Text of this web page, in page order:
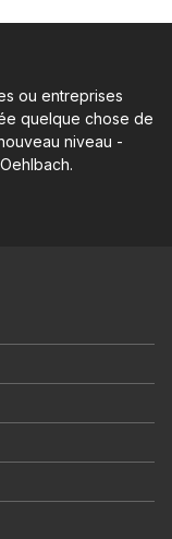
ou entreprises
quelque chose de
niveau -